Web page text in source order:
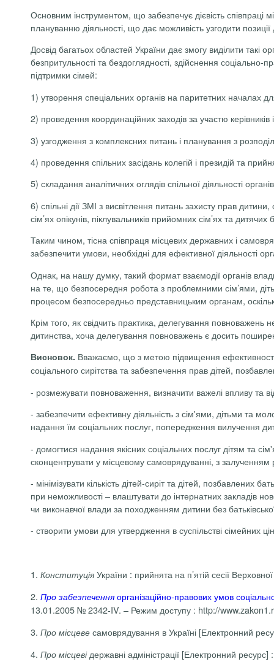
Основним інструментом, що забезпечує дієвість
плануванню діяльності, що дає можливість узгодити позиції
Досвід багатьох областей України дає змогу виділити такі
безпритульності та бездоглядності, здійснення
підтримки сімей:
1) утворення спеціальних органів на паритетних началах
2) проведення координаційних заходів за участю
3) узгодження з комплексних питань і планування з
4) проведення спільних засідань колегій і президій та
5) складання аналітичних оглядів спільної діяльності
6) спільні дії ЗМІ з висвітлення питань захисту прав
сім’ях опікунів, піклувальників прийомних сім’ях та
Таким чином, тісна співпраця місцевих державних і
забезпечити умови, необхідні для ефективної діяльності
Однак, на нашу думку, такий формат взаємодії органів
на те, що безпосередня робота з проблемними сім’ями,
процесом безпосередньо представницьким органам,
Крім того, як свідчить практика, делегування повноважень
дитинства, хоча делегування повноважень є досить
Висновок. Вважаємо, що з метою підвищення ефективності
соціального сирітства та забезпечення прав дітей,
- розмежувати повноваження, визначити важелі впливу та
- забезпечити ефективну діяльність з сім'ями, дітьми та
надання їм соціальних послуг, попередження вилучення
- домогтися надання якісних соціальних послуг дітям та
сконцентрувати у місцевому самоврядуванні, з залученням
- мінімізувати кількість дітей-сиріт та дітей, позбавлених
при неможливості – влаштувати до інтернатнихзакладів
чи виконавчої влади за походженням дитини без
- створити умови для утвердження в суспільстві сімейних
1. Конституція України : прийнята на п’ятій сесії
2. Про забезпеченняорганізаційно-правових умов
13.01.2005 № 2342-IV. – Режим доступу : http://
3. Про місцеве самоврядування в Україні [Електронний
4. Про місцевідержавні адміністрації [Електронний